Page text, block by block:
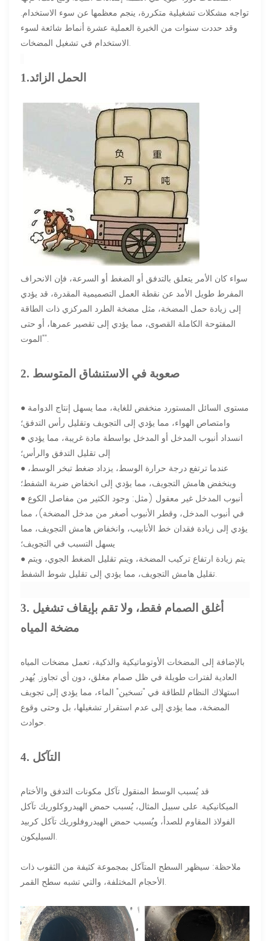
تواجه مشكلات تشغيلية متكررة، ينجم معظمها عن سوء الاستخدام.
وقد حددت سنوات من الخبرة العملية عشرة أنماط شائعة لسوء
الاستخدام في تشغيل المضخات.
1.الحمل الزائد
سواء كان الأمر يتعلق بالتدفق أو الضغط أو السرعة، فإن الانحراف
المفرط طويل الأمد عن نقطة العمل التصميمية المقدرة، قد يؤدي
إلى زيادة حمل المضخة، مثل مضخة الطرد المركزي ذات الطاقة
المفتوحة الكاملة القصوى، مما يؤدي إلى تقصير عمرها، أو حتى
"الموت".
2. صعوبة في الاستنشاق المتوسط
● مستوى السائل المستورد منخفض للغاية، مما يسهل إنتاج الدوامة
وامتصاص الهواء، مما يؤدي إلى التجويف وتقليل رأس التدفق؛
● انسداد أنبوب المدخل أو المدخل بواسطة مادة غريبة، مما يؤدي
إلى تقليل التدفق والرأس؛
● عندما ترتفع درجة حرارة الوسط، يزداد ضغط تبخر الوسط،
وينخفض ​​هامش التجويف، مما يؤدي إلى انخفاض ضربة الشفط؛
● أنبوب المدخل غير معقول (مثل: وجود الكثير من مفاصل الكوع
في أنبوب المدخل، وقطر الأنبوب أصغر من مدخل المضخة)، مما
يؤدي إلى زيادة فقدان خط الأنابيب، وانخفاض هامش التجويف، مما
يسهل التسبب في التجويف؛
● يتم زيادة ارتفاع تركيب المضخة، ويتم تقليل الضغط الجوي، ويتم
تقليل هامش التجويف، مما يؤدي إلى تقليل شوط الشفط.
3. أغلق الصمام فقط، ولا تقم بإيقاف تشغيل
مضخة المياه
بالإضافة إلى المضخات الأوتوماتيكية والذكية، تعمل مضخات المياه
العادية لفترات طويلة في ظل صمام مغلق، دون أي تجاوز. يُهدر
استهلاك النظام للطاقة في "تسخين" الماء، مما يؤدي إلى تجويف
المضخة، مما يؤدي إلى عدم استقرار تشغيلها، بل وحتى وقوع
حوادث.
4. التآكل
قد يُسبب الوسط المنقول تآكل مكونات التدفق والأختام
الميكانيكية. على سبيل المثال، يُسبب حمض الهيدروكلوريك تآكل
الفولاذ المقاوم للصدأ، ويُسبب حمض الهيدروفلوريك تآكل كربيد
السيليكون.
ملاحظة: سيظهر السطح المتآكل بمجموعة كثيفة من الثقوب ذات
الأحجام المختلفة، والتي تشبه سطح القمر.